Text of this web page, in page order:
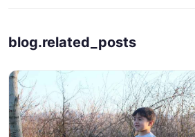
blog.related_posts